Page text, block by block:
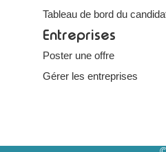
Tableau de bord du
Entreprises
Poster une offre
Gérer les entreprises